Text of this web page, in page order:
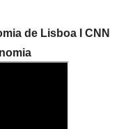
de Lisboa I CNN